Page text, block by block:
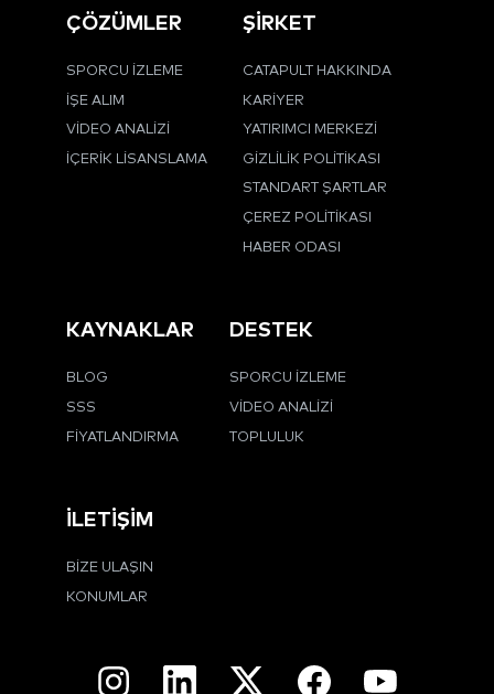
ÇÖZÜMLER
SPORCU İZLEME
İŞE ALIM
VIDEO ANALIZI
İÇERIK LISANSLAMA
ŞİRKET
CATAPULT HAKKINDA
KARIYER
YATIRIMCI MERKEZI
GIZLILIK POLITIKASI
STANDART ŞARTLAR
ÇEREZ POLITIKASI
HABER ODASI
KAYNAKLAR
BLOG
SSS
FIYATLANDIRMA
DESTEK
SPORCU İZLEME
VIDEO ANALIZI
TOPLULUK
İLETIŞIM
BIZE ULAŞIN
KONUMLAR